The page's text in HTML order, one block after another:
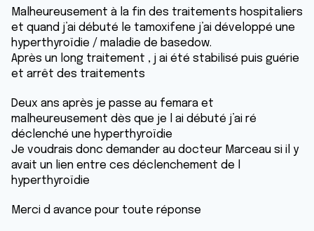
Malheureusement à la fin des traitements hospitaliers
et quand j’ai débuté le tamoxifene j’ai développé une
hyperthyroïdie / maladie de basedow.
Après un long traitement , j ai été stabilisé puis guérie
et arrêt des traitements
Deux ans après je passe au femara et
malheureusement dès que je l ai débuté j’ai ré
déclenché une hyperthyroïdie
Je voudrais donc demander au docteur Marceau si il y
avait un lien entre ces déclenchement de l
hyperthyroïdie
Merci d avance pour toute réponse